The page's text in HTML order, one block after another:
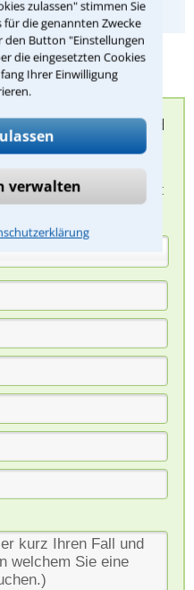
zulassen" stimmen Sie
die genannten Zwecke
den Button "Einstellungen
die eingesetzten Cookies
Ihrer Einwilligung
verwalten
Anschließend
bei
Vorgehen
durch einen Anwalt